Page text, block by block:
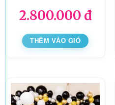
2.800.000 đ
THÊM VÀO GIỎ